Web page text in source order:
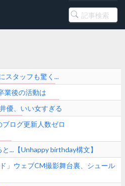
スタッフも驚く...
業後の活動は
優、いい女すぎる
ログ更新人数ゼロ
...【Unhappy birthday構文】
」ウェブCM撮影舞台裏、シュール